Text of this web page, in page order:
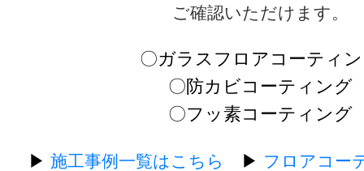
ご確認いただけます。
〇ガラスフロアコーティ
〇防カビコーティング
〇フッ素コーティング
▶ 施工事例一覧はこちら ▶ フロアコー